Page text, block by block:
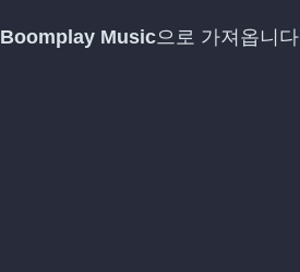
Boomplay Music으로 가져옵니다